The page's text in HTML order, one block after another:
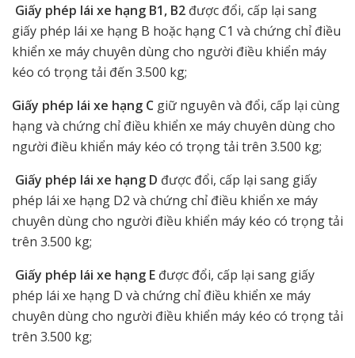
Giấy phép lái xe hạng B1, B2 được đổi, cấp lại sang
giấy phép lái xe hạng B hoặc hạng C1 và chứng chỉ điều
khiển xe máy chuyên dùng cho người điều khiển máy
kéo có trọng tải đến 3.500 kg;
Giấy phép lái xe hạng C giữ nguyên và đổi, cấp lại cùng
hạng và chứng chỉ điều khiển xe máy chuyên dùng cho
người điều khiển máy kéo có trọng tải trên 3.500 kg;
Giấy phép lái xe hạng D được đổi, cấp lại sang giấy
phép lái xe hạng D2 và chứng chỉ điều khiển xe máy
chuyên dùng cho người điều khiển máy kéo có trọng tải
trên 3.500 kg;
Giấy phép lái xe hạng E được đổi, cấp lại sang giấy
phép lái xe hạng D và chứng chỉ điều khiển xe máy
chuyên dùng cho người điều khiển máy kéo có trọng tải
trên 3.500 kg;